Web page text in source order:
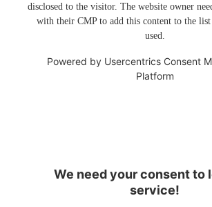
disclosed to the visitor. The website owner
with their CMP to add this content to the
used.
Powered by Usercentrics Consent
Platform
We need your consent to
service!